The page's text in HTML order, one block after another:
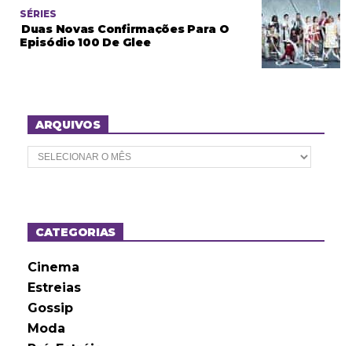
SÉRIES
Duas Novas Confirmações Para O
Episódio 100 De Glee
ARQUIVOS
A
r
o
sCATEGORIAS
Cinema
Estreias
Gossip
Moda